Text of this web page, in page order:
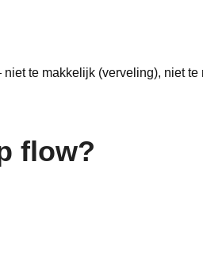
te makkelijk (verveling), niet te
flow?